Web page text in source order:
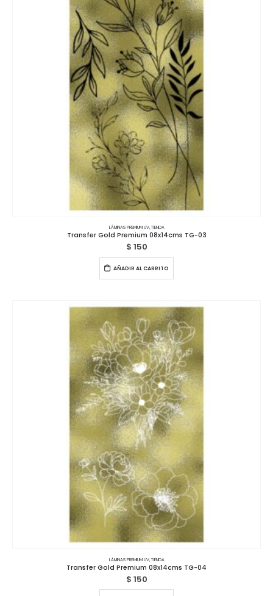
LÁMINAS PREMIUM UV,TIENDA
Transfer Gold Premium 08x14cms TG-03
$ 150
AÑADIR AL CARRITO
LÁMINAS PREMIUM UV,TIENDA
Transfer Gold Premium 08x14cms TG-04
$ 150